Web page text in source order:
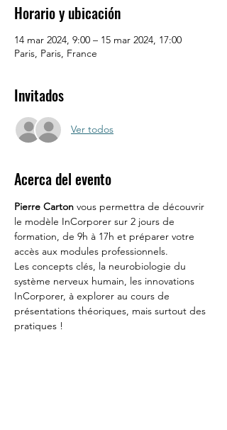
Horario y ubicación
14 mar 2024, 9:00 – 15 mar 2024, 17:00
Paris, Paris, France
Invitados
Ver todos
Acerca del evento
Pierre Carton vous permettra de découvrir
le modèle InCorporer sur 2 jours de
formation, de 9h à 17h et préparer votre
accès aux modules professionnels.
Les concepts clés, la neurobiologie du
système nerveux humain, les innovations
InCorporer, à explorer au cours de
présentations théoriques, mais surtout des
pratiques !